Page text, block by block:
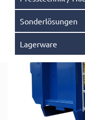
Sonderlösungen
Lagerware